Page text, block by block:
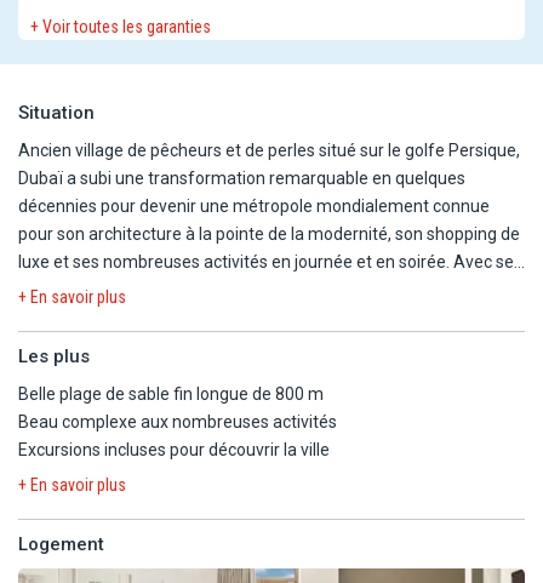
+ Voir toutes les garanties
Situation
Ancien village de pêcheurs et de perles situé sur le golfe Persique,
Dubaï a subi une transformation remarquable en quelques
décennies pour devenir une métropole mondialement connue
pour son architecture à la pointe de la modernité, son shopping de
luxe et ses nombreuses activités en journée et en soirée. Avec ses
gratte-ciels en plein désert, ses chantiers pharaoniques et ses
du golfe d'Arabie, Dubaï est aussi appréciée pour ses plages de
sable fin, son soleil hivernal et les virées en 4x4 dans les dunes de
sable.
!
+ En savoir plus
Les plus
Belle plage de sable fin longue de 800 m
Beau complexe aux nombreuses activités
Excursions incluses pour découvrir la ville
+ En savoir plus
Logement